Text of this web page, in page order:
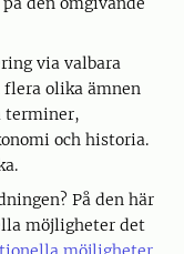
via valbara
flera olika ämnen
terminer,
och historia.
På den här
möjligheter det